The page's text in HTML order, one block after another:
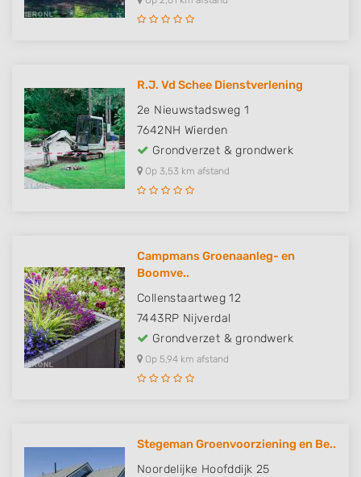
R.J. Vd Schee Dienstverlening
2e Nieuwstadsweg 1
7642NH Wierden
Grondverzet & grondwerk
Op 3,53 km afstand
Campmans Groenaanleg- en
Boomve..
Collenstaartweg 12
7443RP Nijverdal
Grondverzet & grondwerk
Op 5,94 km afstand
Stegeman Groenvoorziening en Be..
Noordelijke Hoofddijk 25